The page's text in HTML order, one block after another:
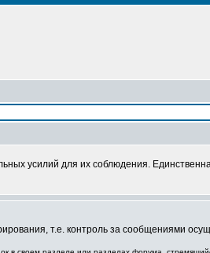
усилий для их соблюдения.
т.е. контроль за сообщениями